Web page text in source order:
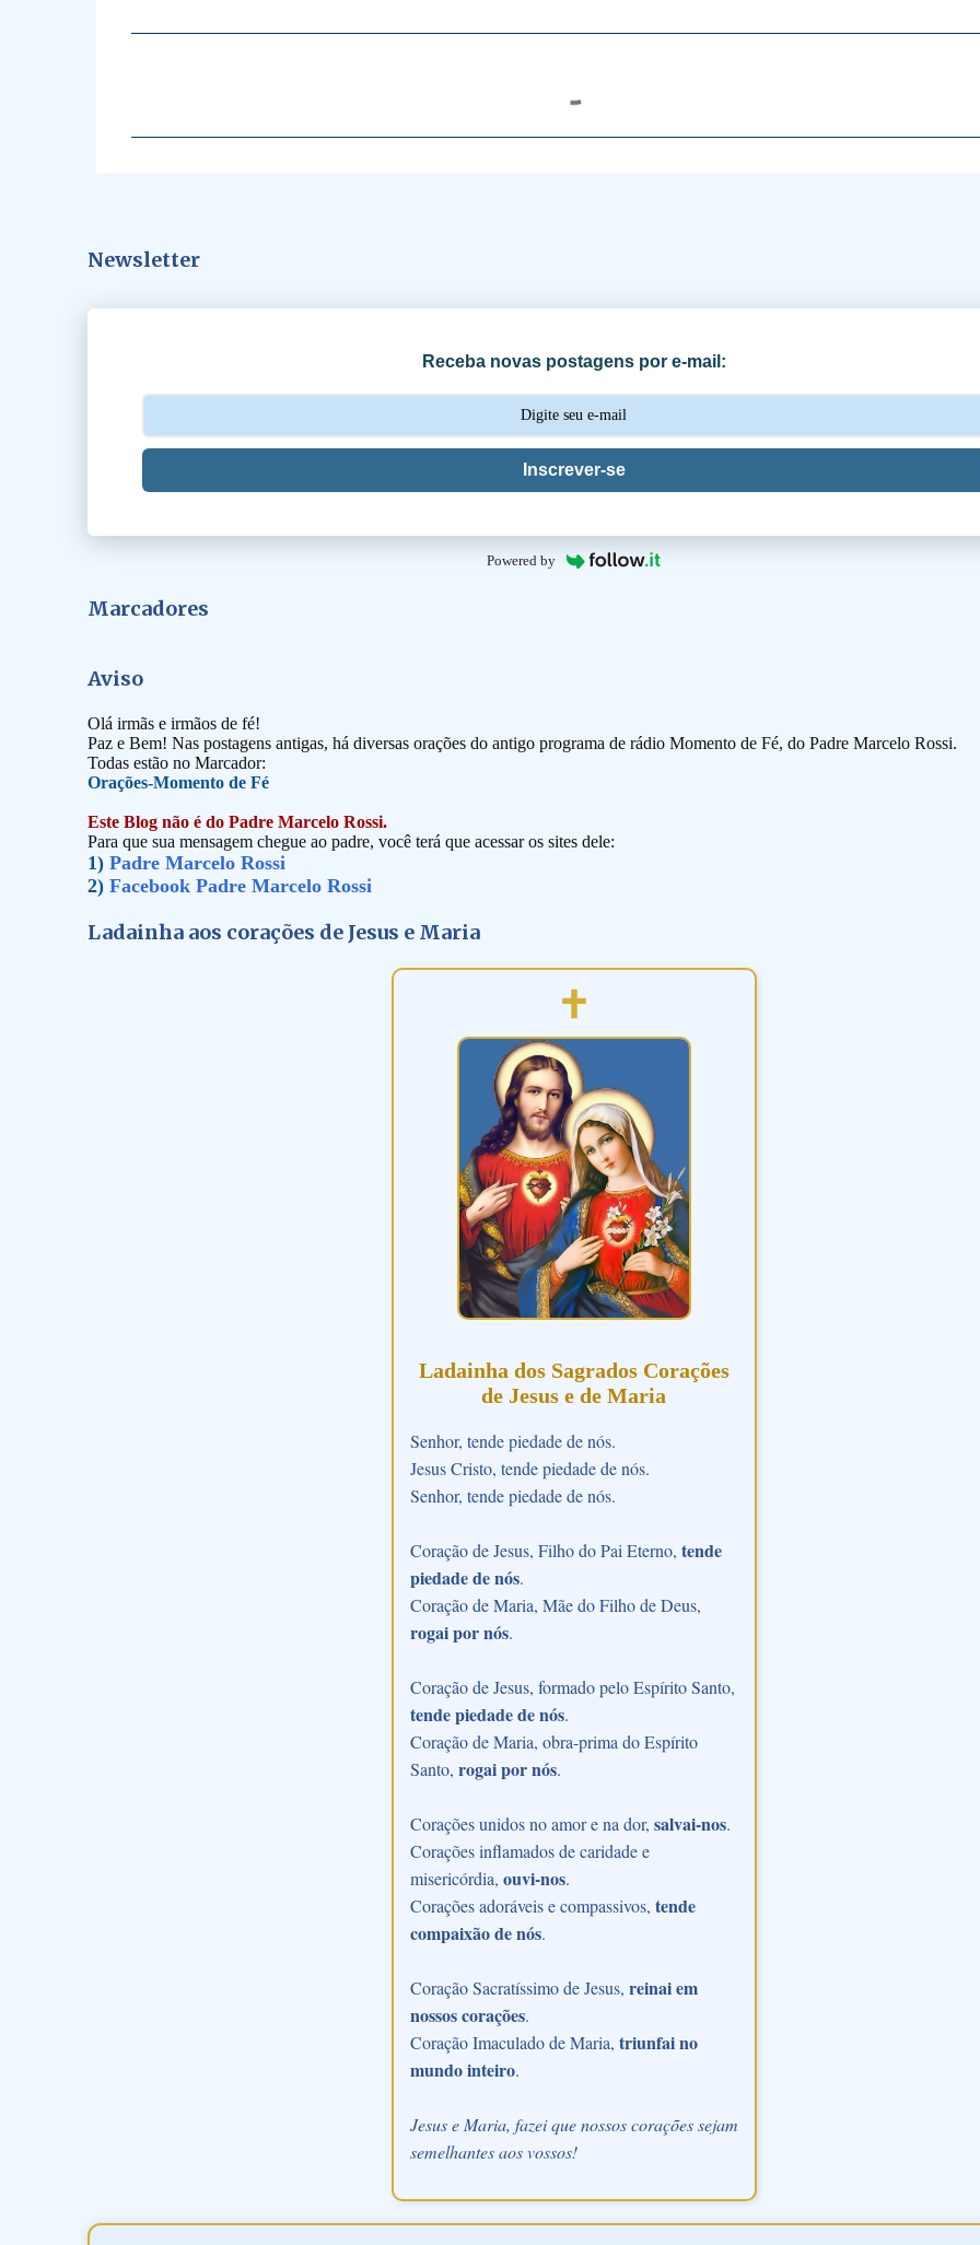
á
i
Newsletter
Receba novas postagens por e-mail:
Inscrever-se
Powered by
Marcadores
Aviso
Olá irmãs e irmãos de fé!
Paz e Bem! Nas postagens antigas, há diversas orações do antigo programa de rádio Momento de Fé, do Padre Marcelo Rossi.
Todas estão no Marcador:
Orações-Momento de Fé
Este Blog não é do Padre Marcelo Rossi.
Para que sua mensagem chegue ao padre, você terá que acessar os sites dele:
1) Padre Marcelo Rossi
2) Facebook Padre Marcelo Rossi
Ladainha aos corações de Jesus e Maria
Ladainha dos Sagrados Corações
de Jesus e de Maria
Senhor, tende piedade de nós.
Jesus Cristo, tende piedade de nós.
Senhor, tende piedade de nós.
Coração de Jesus, Filho do Pai Eterno, tende
piedade de nós.
Coração de Maria, Mãe do Filho de Deus,
rogai por nós.
Coração de Jesus, formado pelo Espírito Santo,
tende piedade de nós.
Coração de Maria, obra-prima do Espírito
Santo, rogai por nós.
Corações unidos no amor e na dor, salvai-nos.
Corações inflamados de caridade e
misericórdia, ouvi-nos.
Corações adoráveis e compassivos, tende
compaixão de nós.
Coração Sacratíssimo de Jesus, reinai em
nossos corações.
Coração Imaculado de Maria, triunfai no
mundo inteiro.
Jesus e Maria, fazei que nossos corações sejam
semelhantes aos vossos!